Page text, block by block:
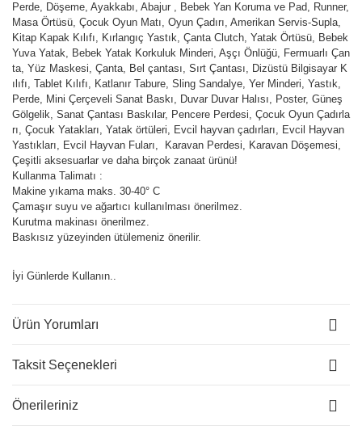
Perde, Döşeme, Ayakkabı, Abajur , Bebek Yan Koruma ve Pad, Runner,
Masa Örtüsü, Çocuk Oyun Matı, Oyun Çadırı, Amerikan Servis-Supla,
Kitap Kapak Kılıfı, Kırlangıç Yastık, Çanta Clutch, Yatak Örtüsü, Bebek
Yuva Yatak, Bebek Yatak Korkuluk Minderi, Aşçı Önlüğü, Fermuarlı Çan
ta, Yüz Maskesi, Çanta, Bel çantası, Sırt Çantası, Dizüstü Bilgisayar K
ılıfı, Tablet Kılıfı, Katlanır Tabure, Sling Sandalye, Yer Minderi, Yastık,
Perde, Mini Çerçeveli Sanat Baskı, Duvar Duvar Halısı, Poster, Güneş
Gölgelik, Sanat Çantası Baskılar, Pencere Perdesi, Çocuk Oyun Çadırla
rı, Çocuk Yatakları, Yatak örtüleri, Evcil hayvan çadırları, Evcil Hayvan
Yastıkları, Evcil Hayvan Fuları, Karavan Perdesi, Karavan Döşemesi,
Çeşitli aksesuarlar ve daha birçok zanaat ürünü!
Kullanma Talimatı :
Makine yıkama maks. 30-40° C
Çamaşır suyu ve ağartıcı kullanılması önerilmez.
Kurutma makinası önerilmez.
Baskısız yüzeyinden ütülemeniz önerilir.
İyi Günlerde Kullanın..
Ürün Yorumları
Taksit Seçenekleri
Önerileriniz